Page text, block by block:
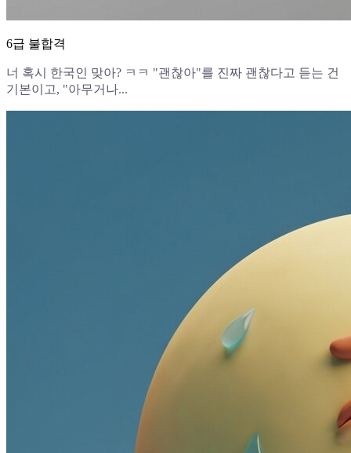
6급 불합격
너 혹시 한국인 맞아? ㅋㅋ "괜찮아"를 진짜 괜찮다고 듣는 건
기본이고, "아무거나...